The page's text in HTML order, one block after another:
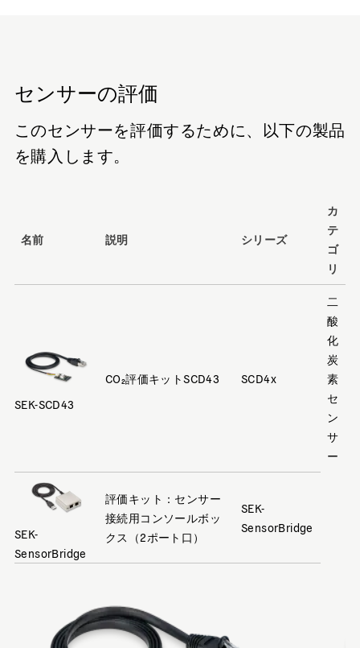
センサーの評価
このセンサーを評価するために、以下の製品
を購入します。
名前 説明 シリーズ
カ
テ
ゴ
リ
SEK-SCD43
CO₂評価キットSCD43 SCD4x
二
酸
化
炭
素
セ
ン
サ
ー
SEK-
SensorBridge
評価キット：センサー
接続用コンソールボッ
クス（2ポート口）
SEK-
SensorBridge